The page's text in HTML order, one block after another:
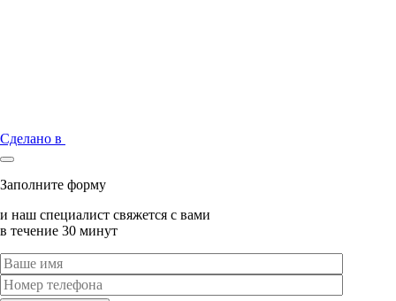
Сделано в
Заполните форму
и наш специалист свяжется с вами
в течение 30 минут